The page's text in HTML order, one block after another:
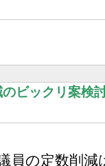
ビックリ案検
員の定数削